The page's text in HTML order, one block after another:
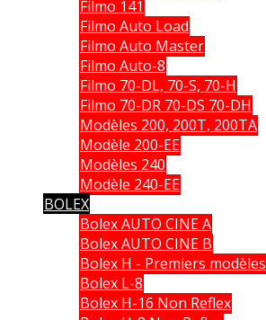
Filmo 141
Filmo Auto Load
Filmo Auto Master
Filmo Auto-8
Filmo 70-DL, 70-S, 70-H
Filmo 70-DR 70-DS 70-DH
Modèles 200, 200T, 200TA
Modèle 200-EE
Modèles 240
Modèle 240-EE
BOLEX
Bolex AUTO CINE A
Bolex AUTO CINE B
Bolex H - Premiers modèles
Bolex L-8
Bolex H-16 Non Reflex